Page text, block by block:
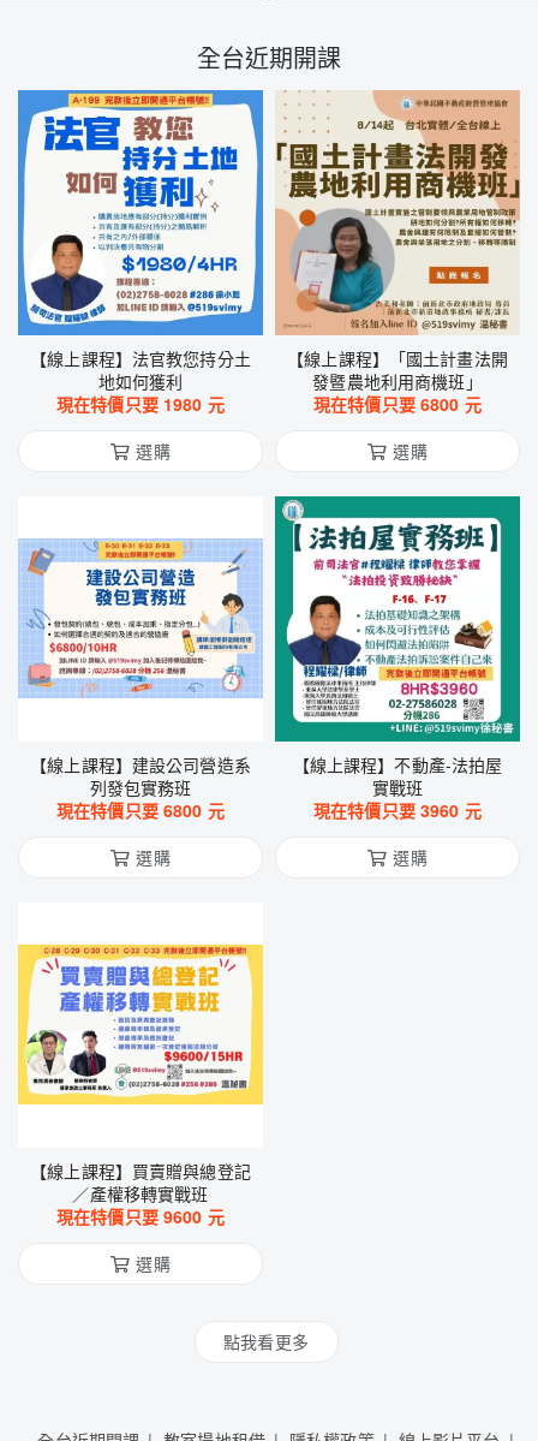
全台近期開課
【線上課程】法官教您持分土
地如何獲利
現在特價只要 1980 元
選購
【線上課程】「國土計畫法開
發暨農地利用商機班」
現在特價只要6800 元
選購
【線上課程】建設公司營造系
列發包實務班
現在特價只要6800 元
選購
【線上課程】不動產-法拍屋
實戰班
現在特價只要3960 元
選購
【線上課程】買賣贈與總登記
／產權移轉實戰班
現在特價只要9600 元
選購
點我看更多